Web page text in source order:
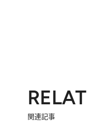
関連記事